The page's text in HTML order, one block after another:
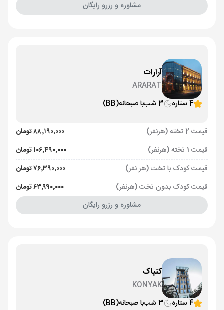
مشاوره و رزرو رایگان
آرارات
ARARAT
4 ستاره
3 شب با صبحانه(BB)
قیمت 2 تخته (هرنفر)
۸۸٬۱۹۰٬۰۰۰ تومان
قیمت 1 تخته (هرنفر)
۱۰۶٬۴۹۰٬۰۰۰ تومان
قیمت کودک با تخت (هر نفر)
۷۶٬۳۹۰٬۰۰۰ تومان
قیمت کودک بدون تخت (هرنفر)
۶۳٬۹۹۰٬۰۰۰ تومان
مشاوره و رزرو رایگان
کنیاک
KONYAK
4 ستاره
3 شب با صبحانه(BB)